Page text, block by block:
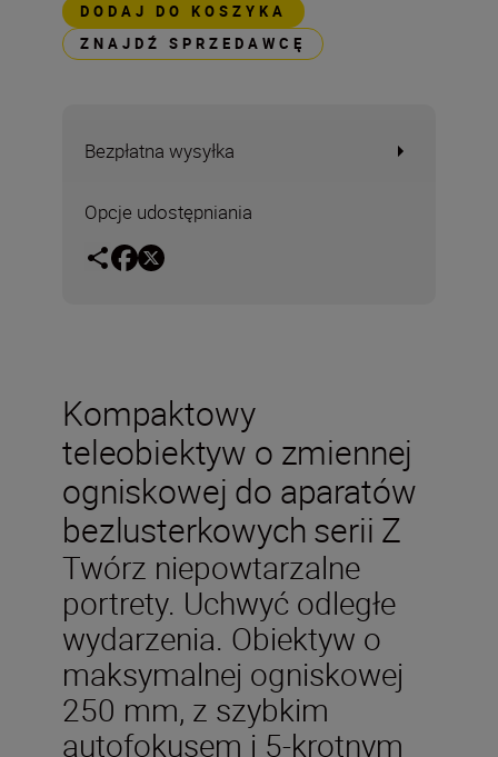
DODAJ DO KOSZYKA
ZNAJDŹ SPRZEDAWCĘ
Bezpłatna wysyłka
Opcje udostępniania
Kompaktowy
teleobiektyw o zmiennej
ogniskowej do aparatów
bezlusterkowych serii Z
Twórz niepowtarzalne
portrety. Uchwyć odległe
wydarzenia. Obiektyw o
maksymalnej ogniskowej
250 mm, z szybkim
autofokusem i 5-krotnym